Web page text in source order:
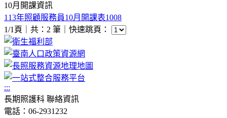
10月開課資訊
113年照顧服務員10月開課表1008
1/1頁｜共：2 筆｜ 快速跳頁：
:::
長期照護科 聯絡資訊
電話：06-2931232